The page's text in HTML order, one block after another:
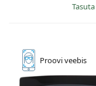
Prooviveebis